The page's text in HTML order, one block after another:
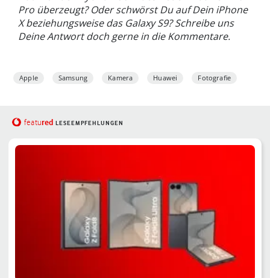
Pro überzeugt? Oder schwörst Du auf Dein iPhone
X beziehungsweise das Galaxy S9? Schreibe uns
Deine Antwort doch gerne in die Kommentare.
Apple Samsung Kamera Huawei Fotografie
featured LESEEMPFEHLUNGEN